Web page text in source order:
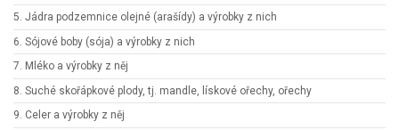
5. Jádra podzemnice olejné (arašídy) a výrobky z nich
6. Sójové boby (sója) a výrobky z nich
7. Mléko a výrobky z něj
8. Suché skořápkové plody, tj. mandle, lískové ořechy, ořechy
9. Celer a výrobky z něj